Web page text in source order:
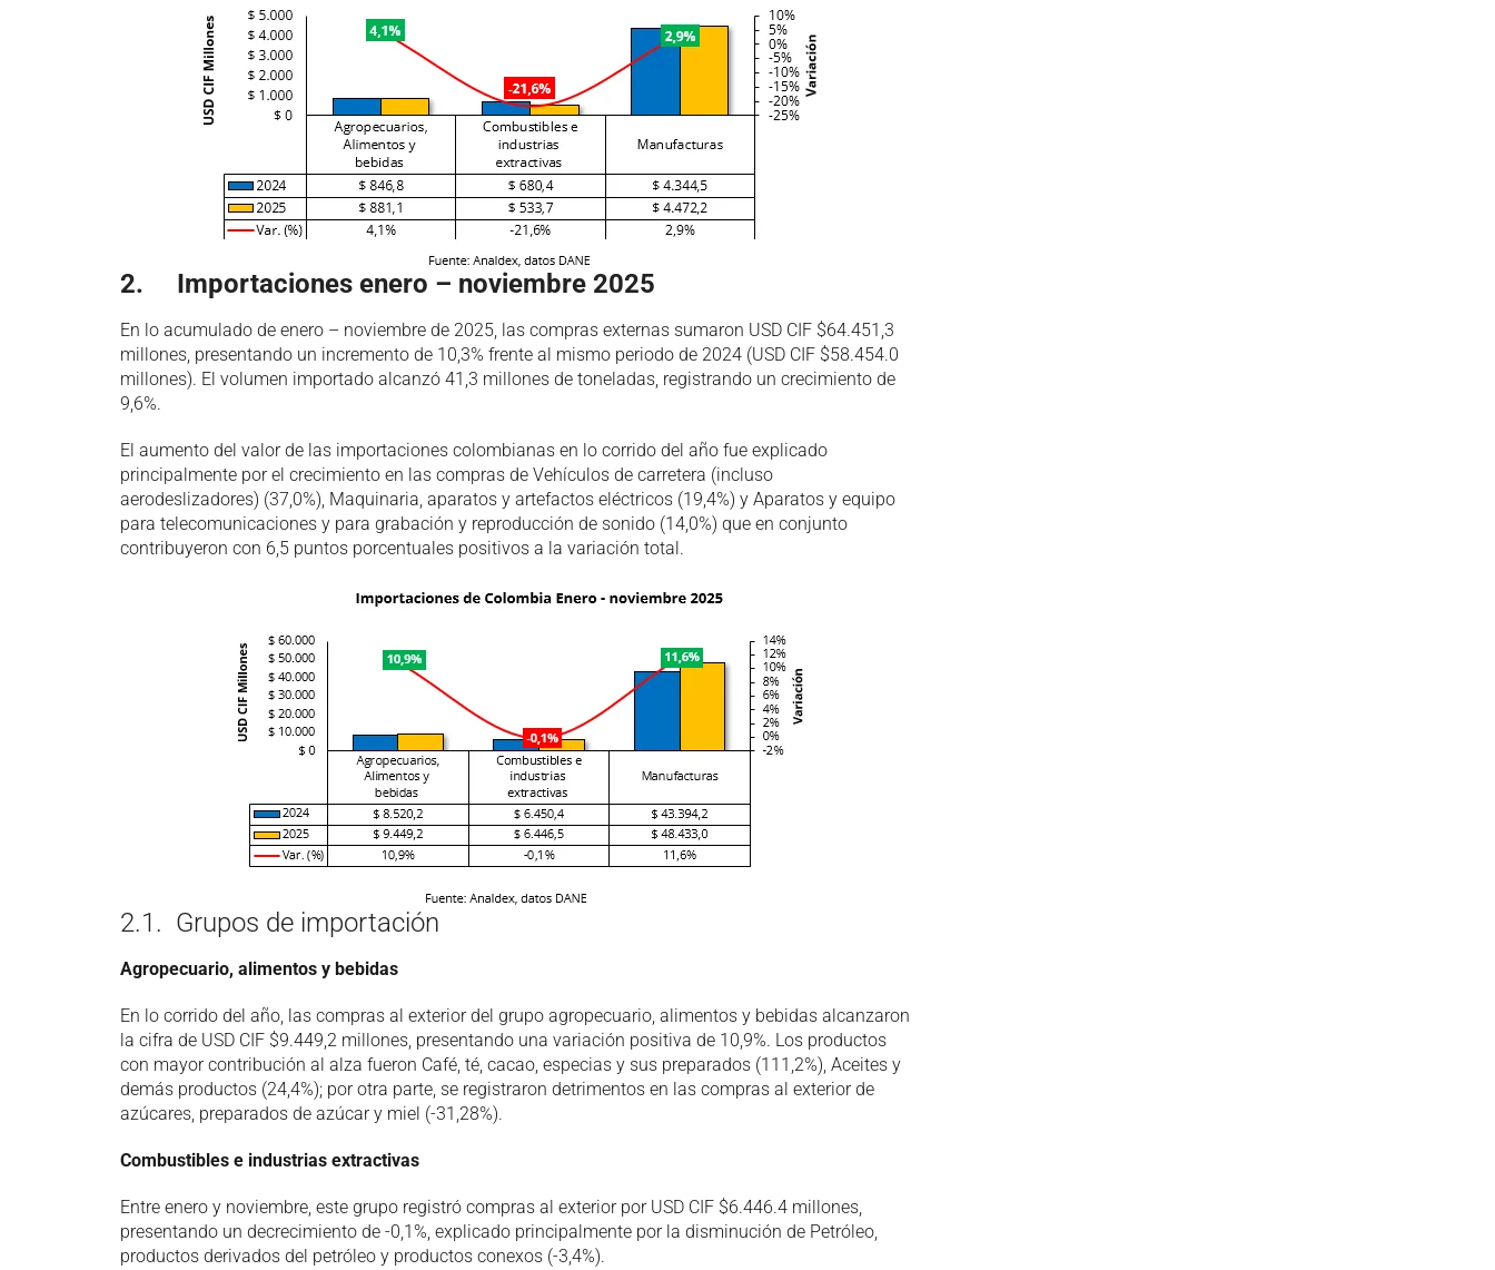
2. Importaciones enero – noviembre 2025
En lo acumulado de enero – noviembre de 2025, las compras externas sumaron USD CIF $64.451,3
millones, presentando un incremento de 10,3% frente al mismo periodo de 2024 (USD CIF $58.454.0
millones). El volumen importado alcanzó 41,3 millones de toneladas, registrando un crecimiento de
9,6%.
El aumento del valor de las importaciones colombianas en lo corrido del año fue explicado
principalmente por el crecimiento en las compras de Vehículos de carretera (incluso
aerodeslizadores) (37,0%), Maquinaria, aparatos y artefactos eléctricos (19,4%) y Aparatos y equipo
para telecomunicaciones y para grabación y reproducción de sonido (14,0%) que en conjunto
contribuyeron con 6,5 puntos porcentuales positivos a la variación total.
2.1. Grupos de importación
Agropecuario, alimentos y bebidas
En lo corrido del año, las compras al exterior del grupo agropecuario, alimentos y bebidas alcanzaron
la cifra de USD CIF $9.449,2 millones, presentando una variación positiva de 10,9%. Los productos
con mayor contribución al alza fueron Café, té, cacao, especias y sus preparados (111,2%), Aceites y
demás productos (24,4%); por otra parte, se registraron detrimentos en las compras al exterior de
azúcares, preparados de azúcar y miel (-31,28%).
Combustibles e industrias extractivas
Entre enero y noviembre, este grupo registró compras al exterior por USD CIF $6.446.4 millones,
presentando un decrecimiento de -0,1%, explicado principalmente por la disminución de Petróleo,
productos derivados del petróleo y productos conexos (-3,4%).